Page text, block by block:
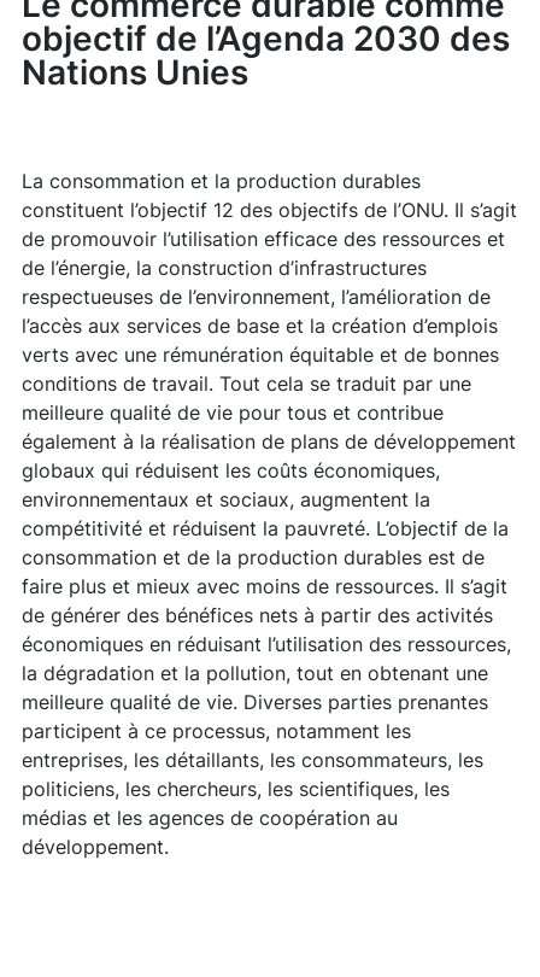
objectif de l’Agenda 2030 des
Nations Unies
La consommation et la production durables
constituent l’objectif 12 des objectifs de l’ONU. Il s’agit
de promouvoir l’utilisation efficace des ressources et
de l’énergie, la construction d’infrastructures
respectueuses de l’environnement, l’amélioration de
l’accès aux services de base et la création d’emplois
verts avec une rémunération équitable et de bonnes
conditions de travail. Tout cela se traduit par une
meilleure qualité de vie pour tous et contribue
également à la réalisation de plans de développement
globaux qui réduisent les coûts économiques,
environnementaux et sociaux, augmentent la
compétitivité et réduisent la pauvreté. L’objectif de la
consommation et de la production durables est de
faire plus et mieux avec moins de ressources. Il s’agit
de générer des bénéfices nets à partir des activités
économiques en réduisant l’utilisation des ressources,
la dégradation et la pollution, tout en obtenant une
meilleure qualité de vie. Diverses parties prenantes
participent à ce processus, notamment les
entreprises, les détaillants, les consommateurs, les
politiciens, les chercheurs, les scientifiques, les
médias et les agences de coopération au
développement.